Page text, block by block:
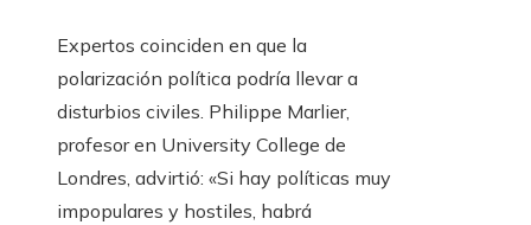
Expertos coinciden en que la
polarización política podría llevar a
disturbios civiles. Philippe Marlier,
profesor en University College de
Londres, advirtió: «Si hay políticas muy
impopulares y hostiles, habrá